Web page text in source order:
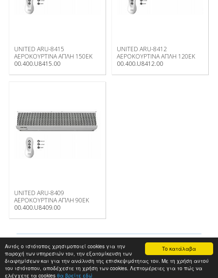
Το κατάλαβα
Αυτός ο ιστότοπος χρησιμοποιεί cookies για την
παροχή των υπηρεσιών του, την εξατομίκευση των
διαφημίσεων και για την ανάλυση της επισκεψιμότητας του. Με τη χρήση αυτού
του ιστότοπου, αποδέχεστε τη χρήση των cookies. Λεπτομέρειες για το πώς να
ελέγχετε τα cookies θα βρείτε εδώ
UNITED ARU-8415
ΑΕΡΟΚΟΥΡΤΙΝΑ ΑΠΛΗ 150ΕΚ
00.400.U8415.00
UNITED ARU-8412
ΑΕΡΟΚΟΥΡΤΙΝΑ ΑΠΛΗ 120ΕΚ
00.400.U8412.00
UNITED ARU-8409
ΑΕΡΟΚΟΥΡΤΙΝΑ ΑΠΛΗ 90ΕΚ
00.400.U8409.00
Copyright © 2014 AMOIΡΙΔΗΣ - ΣΑΒΒΙΔΗΣ - All rights reserved
Κατασκευή Ιστοσελίδων
HellasSites